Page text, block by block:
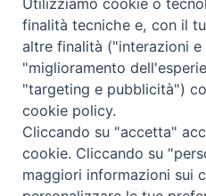
Contatti:Tel.:
E-mail:
Orari: dal Lunedì al
Lunedì, Mercoledì e
Utilizziamo cookie o
finalità tecniche e, con il
altre finalità ("interazioni
"miglioramento
"targeting e pubblicità")
cookie policy.
Cliccando su "accetta"
cookie. Cliccando su
maggiori informazioni sui